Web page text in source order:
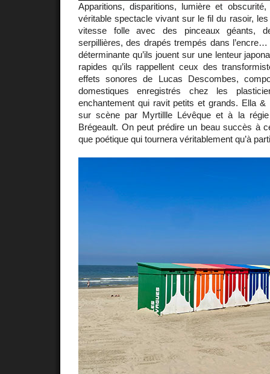
Apparitions, disparitions, lumière et
véritable spectacle vivant sur le fil du rasoir,
vitesse folle avec des pinceaux géants,
serpillières, des drapés trempés dans l’encre…
déterminante qu’ils jouent sur une lenteur
rapides qu’ils rappellent ceux des
effets sonores de Lucas Descombes,
domestiques enregistrés chez les
enchantement qui ravit petits et grands. Ella
sur scène par Myrtillle Lévêque et à la
Brégeault. On peut prédire un beau succès à
que poétique qui tournera véritablement qu’à